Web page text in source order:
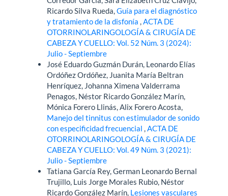
Ricardo Silva Rueda,Guía para el diagnóstico
y tratamiento de la disfonía,ACTA DE
OTORRINOLARINGOLOGÍA & CIRUGÍA DE
CABEZA Y CUELLO: Vol. 52 Núm. 3 (2024):
Julio - Septiembre
José Eduardo Guzmán Durán, Leonardo Elías
Ordóñez Ordóñez, Juanita María Beltran
Henríquez, Johanna Ximena Valderrama
Penagos, Néstor Ricardo González Marín,
Mónica Forero Llinás, Alix Forero Acosta,
Manejo del tinnitus con estimulador de sonido
con especificidad frecuencial,ACTA DE
OTORRINOLARINGOLOGÍA & CIRUGÍA DE
CABEZA Y CUELLO: Vol. 49 Núm. 3 (2021):
Julio - Septiembre
Tatiana García Rey, German Leonardo Bernal
Trujillo, Luis Jorge Morales Rubio, Néstor
Ricardo González Marín, Lesiones vasculares